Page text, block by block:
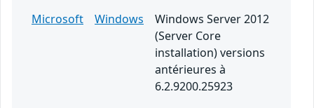
Microsoft
Windows
Windows Server 2012
(Server Core
installation) versions
antérieures à
6.2.9200.25923